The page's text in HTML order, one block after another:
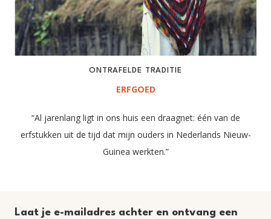
ONTRAFELDE TRADITIE
ERFGOED
“Al jarenlang ligt in ons huis een draagnet: één van de
erfstukken uit de tijd dat mijn ouders in Nederlands Nieuw-
Guinea werkten.”
Laat je e-mailadres achter en ontvang een